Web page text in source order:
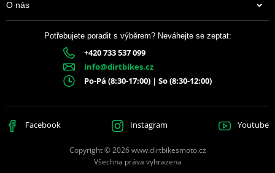
O nás
Potřebujete poradit s výběrem? Neváhejte se zeptat:
+420 733 537 099
info@dirtbikes.cz
Po-Pá (8:30-17:00) | So (8:30-12:00)
Facebook Instagram Youtube
Copyright © 2026 www.dirtbikesmoto.cz
Všechna práva vyhrazena